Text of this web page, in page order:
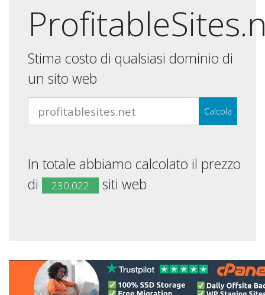
Stima costo di qualsiasi dominio di
un sito web
Calcola
In totale abbiamo calcolato il prezzo
di
230,022 siti web